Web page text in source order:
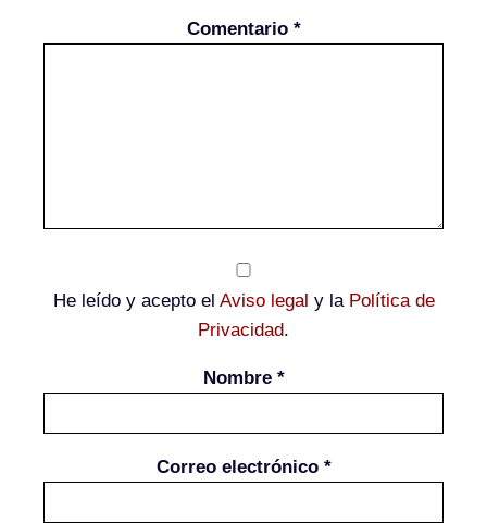
Comentario *
He leído y acepto el Aviso legal y la Política de
Privacidad.
Nombre *
Correo electrónico *